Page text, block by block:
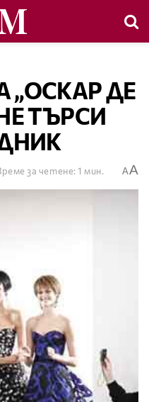
ДЕ
ТЪРСИ
за четене: 1 мин. AA